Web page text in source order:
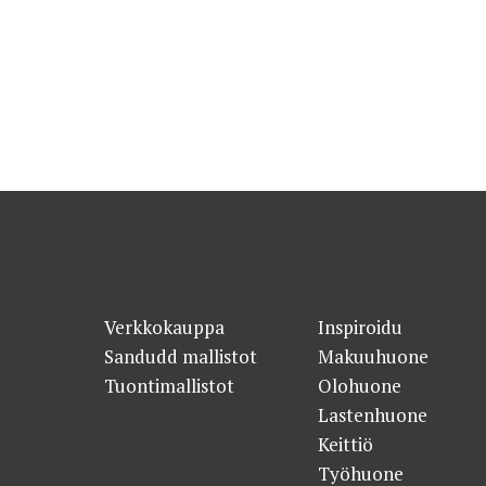
Verkkokauppa
Sandudd mallistot
Tuontimallistot
Inspiroidu
Makuuhuone
Olohuone
Lastenhuone
Keittiö
Työhuone